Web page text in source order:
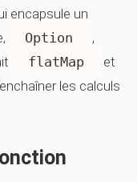
encapsule un
Option
,
flatMap
et
les calculs